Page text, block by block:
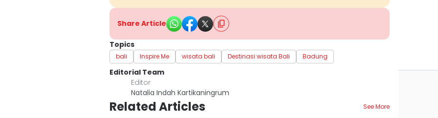
Share Article
Topics
bali Inspire Me wisata bali Destinasi wisata Bali Badung
Editorial Team
Editor
Natalia Indah Kartikaningrum
Related Articles See More